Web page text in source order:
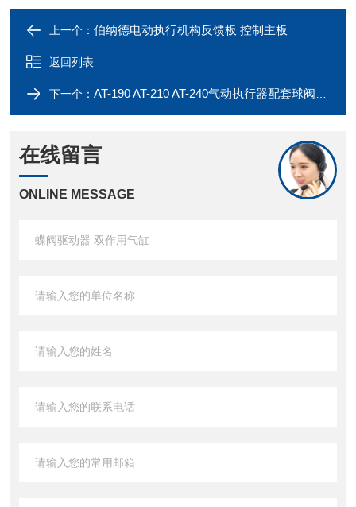
上一个： 伯纳德电动执行机构反馈板 控制主板
返回列表
下一个： AT-190 AT-210 AT-240气动执行器配套球阀蝶阀阀门装置
在线留言
ONLINE MESSAGE